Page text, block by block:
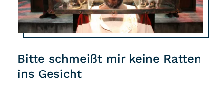
Bitte schmeißt mir keine Ratten
ins Gesicht